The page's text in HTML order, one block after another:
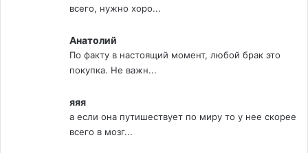
всего, нужно хоро...
Анатолий
По факту в настоящий момент, любой брак это
покупка. Не важн...
яяя
а если она путишествует по миру то у нее скорее
всего в мозг...